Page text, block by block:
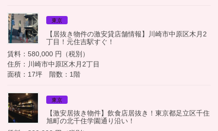
東京
【居抜き物件の激安貸店舗情報】川崎市中原区木月2
丁目！元住吉駅すぐ！
賃料：580,000 円（税別）
住所：川崎市中原区木月2丁目
面積：17坪 階数：1階
東京
【激安居抜き物件】飲食店居抜き！東京都足立区千住
旭町の北千住学園通り沿い！